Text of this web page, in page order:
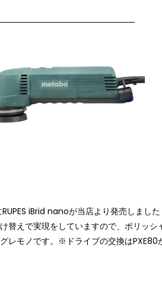
RUPES iBrid nanoが当店より発売しました
替えで実現をしていますので、ポリッシ
レモノです。※ドライブの交換はPXE80